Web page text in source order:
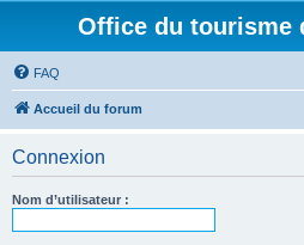
Office du tourisme
FAQ
Accueil du forum
Connexion
Nom d’utilisateur :